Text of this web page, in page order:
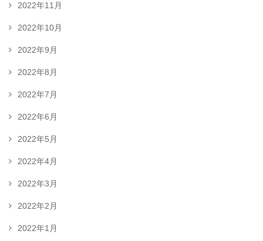
2022年11月
2022年10月
2022年9月
2022年8月
2022年7月
2022年6月
2022年5月
2022年4月
2022年3月
2022年2月
2022年1月